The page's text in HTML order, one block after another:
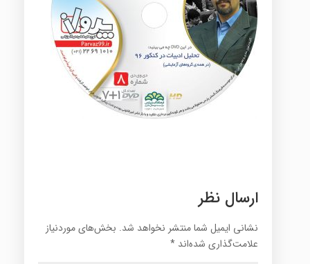
ارسال نظر
نشانی ایمیل شما منتشر نخواهد شد. بخش‌های موردنیاز
علامت‌گذاری شده‌اند *